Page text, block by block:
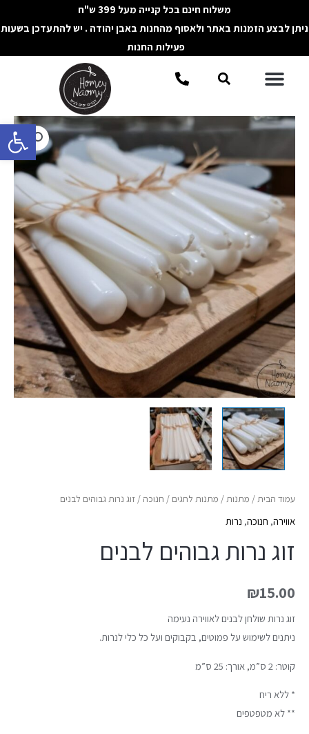
פתח
לתוכן
משלוח חינם בכל קנייה מעל 399 ש"ח
ניתן לבצע הזמנות באתר ולאסוף מהחנות באבן יהודה . יש להתעדכן בשעות
פעילות החנות
תפריטחיפוש
עמוד הבית/ מתנות/ מתנות לחגים / חנוכה / זוג נרות גבוהים לבנים
אווירה, חנוכה, נרות
זוג נרות גבוהים לבנים
₪15.00
זוג נרות שולחן לבנים לאווירה נעימה
ניתנים לשימוש על פמוטים, בקבוקים ועל כל כלי לנרות.
קוטר: 2 ס”מ, אורך: 25 ס”מ
* ללא ריח
** לא מטפטפים